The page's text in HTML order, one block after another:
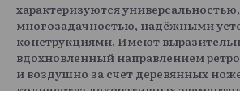
характеризуются универсальностью,
многозадачностью, надёжными
конструкциями. Имеют
вдохновленный направлением
и воздушно за счет деревянных